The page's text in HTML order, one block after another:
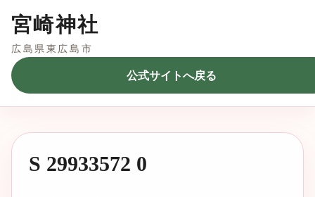
宮崎神社
広島県東広島市
公式サイトへ戻る
S 29933572 0